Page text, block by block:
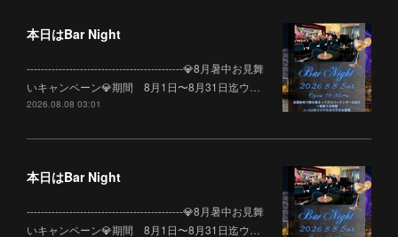
本日はBar Night
--------------------------------------------💎8月暑中お見舞
いキャンペーン💎期間 8月1日〜8月31日迄ウ…
2026.08.08 03:01
本日はBar Night
--------------------------------------------💎8月暑中お見舞
いキャンペーン💎期間 8月1日〜8月31日迄ウ…